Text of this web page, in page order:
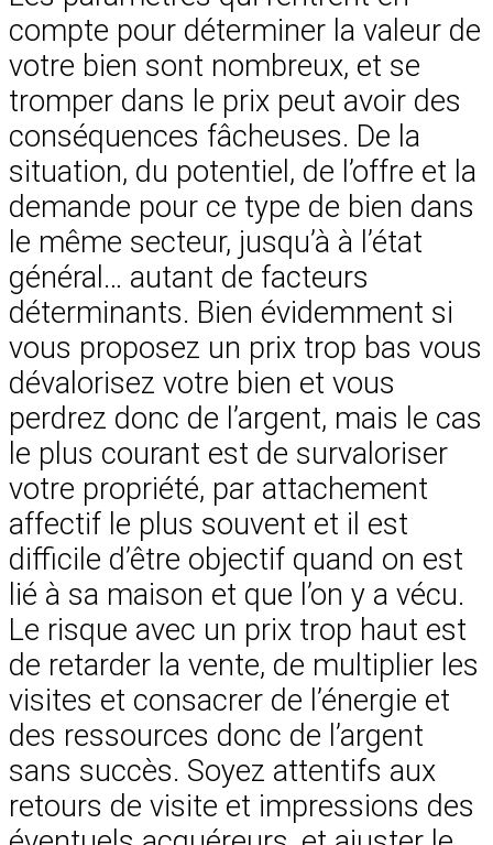
compte pour déterminer la valeur de
votre bien sont nombreux, et se
tromper dans le prix peut avoir des
conséquences fâcheuses. De la
situation, du potentiel, de l’offre et la
demande pour ce type de bien dans
le même secteur, jusqu’à à l’état
général… autant de facteurs
déterminants. Bien évidemment si
vous proposez un prix trop bas vous
dévalorisez votre bien et vous
perdrez donc de l’argent, mais le cas
le plus courant est de survaloriser
votre propriété, par attachement
affectif le plus souvent et il est
difficile d’être objectif quand on est
lié à sa maison et que l’on y a vécu.
Le risque avec un prix trop haut est
de retarder la vente, de multiplier les
visites et consacrer de l’énergie et
des ressources donc de l’argent
sans succès. Soyez attentifs aux
retours de visite et impressions des